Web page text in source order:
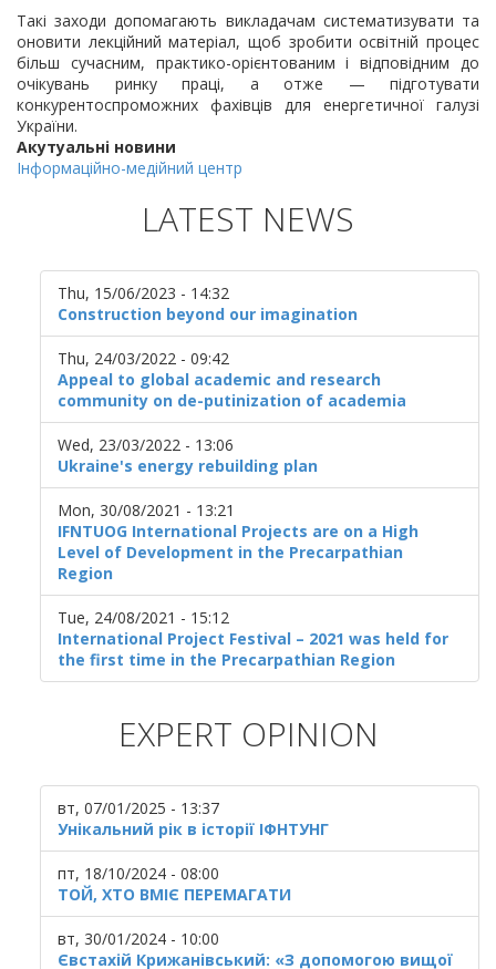
Такі заходи допомагають викладачам систематизувати та
оновити лекційний матеріал, щоб зробити освітній процес
більш сучасним, практико-орієнтованим і відповідним до
очікувань ринку праці, а отже — підготувати
конкурентоспроможних фахівців для енергетичної галузі
України.
Акутуальні новини
Інформаційно-медійний центр
LATEST NEWS
Thu, 15/06/2023 - 14:32
Construction beyond our imagination
Thu, 24/03/2022 - 09:42
Appeal to global academic and research
community on de-putinization of academia
Wed, 23/03/2022 - 13:06
Ukraine's energy rebuilding plan
Mon, 30/08/2021 - 13:21
IFNTUOG International Projects are on a High
Level of Development in the Precarpathian
Region
Tue, 24/08/2021 - 15:12
International Project Festival – 2021 was held for
the first time in the Precarpathian Region
EXPERT OPINION
вт, 07/01/2025 - 13:37
Унікальний рік в історії ІФНТУНГ
пт, 18/10/2024 - 08:00
ТОЙ, ХТО ВМІЄ ПЕРЕМАГАТИ
вт, 30/01/2024 - 10:00
Євстахій Крижанівський: «З допомогою вищої